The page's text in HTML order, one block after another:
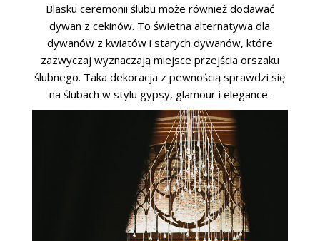
Blasku ceremonii ślubu może również dodawać
dywan z cekinów. To świetna alternatywa dla
dywanów z kwiatów i starych dywanów, które
zazwyczaj wyznaczają miejsce przejścia orszaku
ślubnego. Taka dekoracja z pewnością sprawdzi się
na ślubach w stylu gypsy, glamour i elegance.